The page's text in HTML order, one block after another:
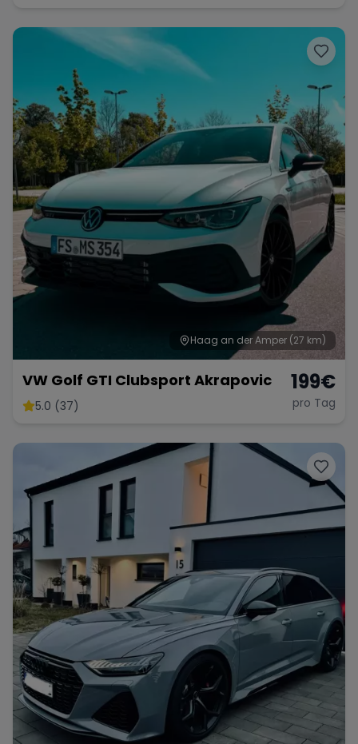
Haag an der Amper (27 km)
VW Golf GTI Clubsport Akrapovic
5.0 (37)
199€
pro Tag